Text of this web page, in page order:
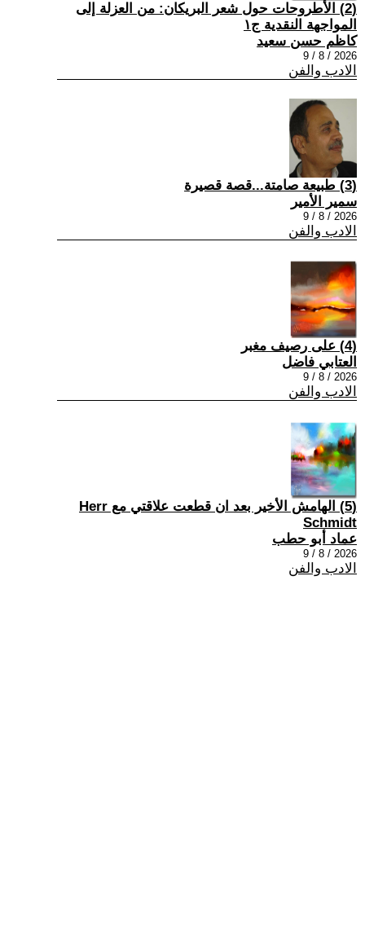
(2) الأطروحات حول شعر البريكان: من العزلة إلى
المواجهة النقدية ج١
كاظم حسن سعيد
2026 / 8 / 9
الادب والفن
(3) طبيعة صامتة...قصة قصيرة
سمير الأمير
2026 / 8 / 9
الادب والفن
(4) على رصيف مغبر
العتابي فاضل
2026 / 8 / 9
الادب والفن
(5) الهامش الأخير بعد ان قطعت علاقتي مع Herr
Schmidt
عماد أبو حطب
2026 / 8 / 9
الادب والفن